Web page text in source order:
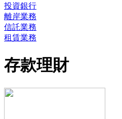
投資銀行
離岸業務
信託業務
租賃業務
存款理財